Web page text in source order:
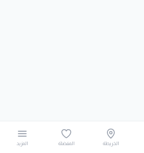
الخريطة المفضلة المزيد